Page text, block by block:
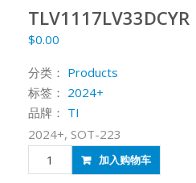
TLV1117LV33DCYR
$0.00
分类： Products
标签： 2024+
品牌： TI
2024+, SOT-223
TLV1117LV33DCYR
数
加入购物车